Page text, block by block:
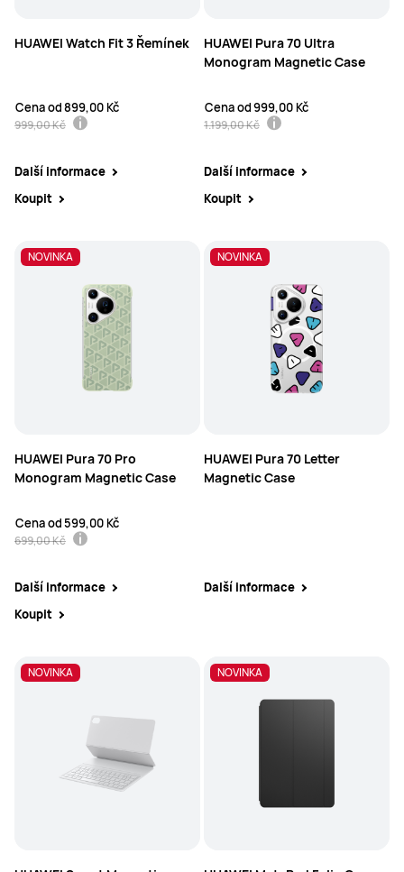
HUAWEI Watch Fit 3 Řemínek
Cena od899,00 Kč
999,00 Kč
Další informace
Koupit
HUAWEI Pura 70 Ultra
Monogram Magnetic Case
Cena od999,00 Kč
1.199,00 Kč
Další informace
Koupit
NOVINKA NOVINKA
HUAWEI Pura 70 Pro
Monogram Magnetic Case
Cena od599,00 Kč
699,00 Kč
Další informace
Koupit
NOVINKA
HUAWEI Pura 70 Letter
Magnetic Case
Další informace
NOVINKA NOVINKA
NOVINKA